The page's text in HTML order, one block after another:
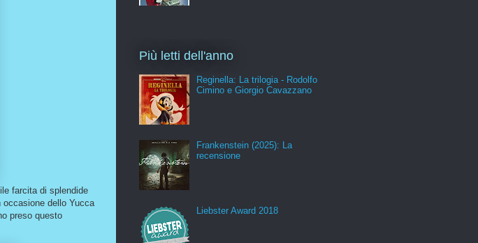
farcita di splendide
dello Yucca
preso questo
Più letti dell'anno
Reginella: La trilogia - Rodolfo
Cimino e Giorgio Cavazzano
Frankenstein (2025): La
recensione
Liebster Award 2018